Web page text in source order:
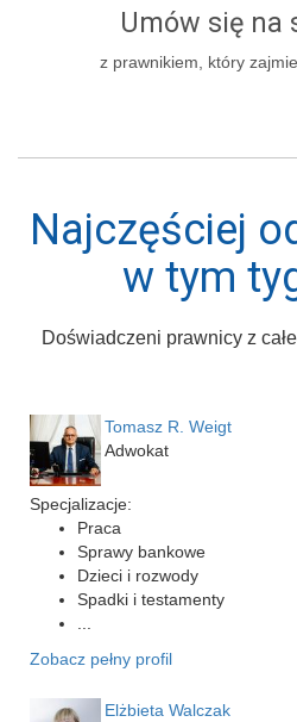
Umów się na
z prawnikiem, który
Najczęściej
w tym
Doświadczeni prawnicy z
Tomasz R. Weigt
Adwokat
Specjalizacje:
Praca
Sprawy bankowe
Dzieci i rozwody
Spadki i testamenty
...
Zobacz pełny profil
Elżbieta Walczak